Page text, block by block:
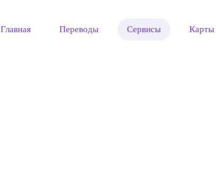
Главная Переводы Сервисы Карты